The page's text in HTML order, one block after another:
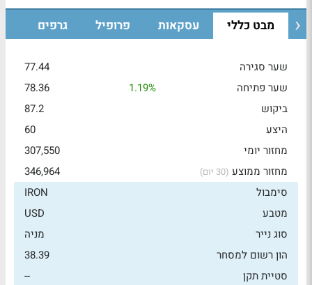
מבט כללי עסקאות פרופיל גרפים
שער סגירה
77.44
שער פתיחה
1.19%
78.36
ביקוש
87.2
היצע
60
מחזור יומי
307,550
מחזור ממוצע (30 יום)
346,964
סימבול
IRON
מטבע
USD
סוג נייר
מניה
הון רשום למסחר
38.39
סטיית תקן
--